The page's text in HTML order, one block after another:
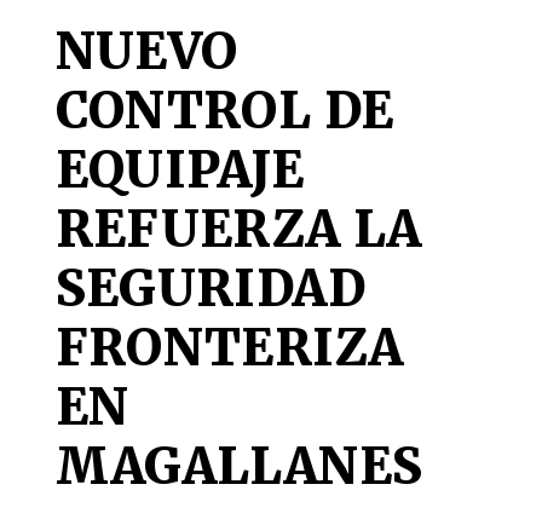
NUEVO
CONTROL DE
EQUIPAJE
REFUERZA LA
SEGURIDAD
FRONTERIZA
EN
MAGALLANES